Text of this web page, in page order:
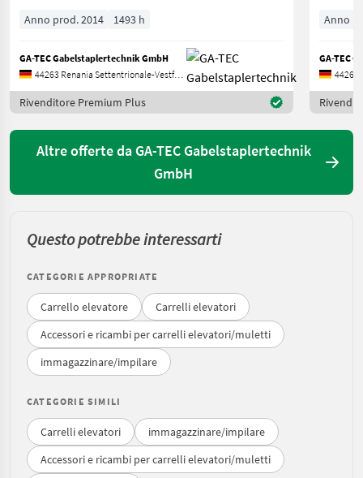
Anno prod. 2014 1493 h
GA-TEC Gabelstaplertechnik GmbH
44263 Renania Settentrionale-Vestfalia
Rivenditore Premium Plus
Anno
GA-TEC
Altre offerte da GA-TEC Gabelstaplertechnik
GmbH
Questo potrebbe interessarti
CATEGORIE APPROPRIATE
Carrello elevatore
Carrelli elevatori
Accessori e ricambi per carrelli elevatori/muletti
immagazzinare/impilare
CATEGORIE SIMILI
Carrelli elevatori
immagazzinare/impilare
Accessori e ricambi per carrelli elevatori/muletti